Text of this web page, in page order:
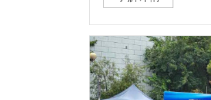
安装完成。当地市民和
全新的支付了。国朗公交
让当地市民深感移动支
此以后，便可以不用再
地点充值公交卡，而费
全国的公交移动支付城
都为之感到骄傲。